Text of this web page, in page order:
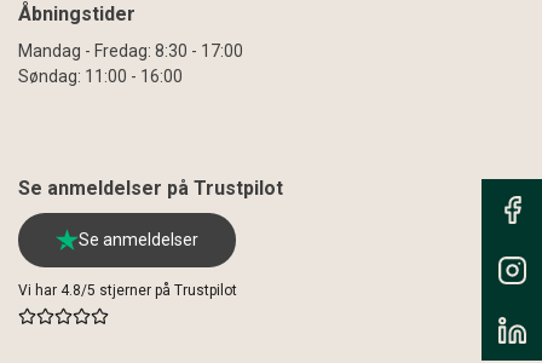
Åbningstider
Mandag - Fredag: 8:30 - 17:00
Søndag: 11:00 - 16:00
Se anmeldelser på Trustpilot
Se anmeldelser
Vi har 4.8/5 stjerner på Trustpilot